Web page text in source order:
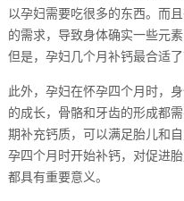
以孕妇需要吃很多的东西。而
的需求，导致身体确实一些元
但是，孕妇几个月补钙最合适
此外，孕妇在怀孕四个月时，
的成长，骨骼和牙齿的形成都
期补充钙质，可以满足胎儿和
孕四个月时开始补钙，对促进
都具有重要意义。